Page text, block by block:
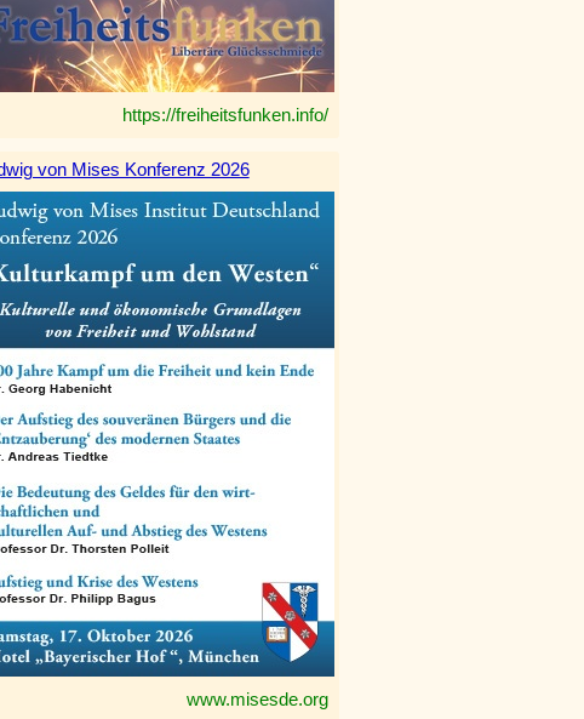
https://freiheitsfunken.info/
von Mises Konferenz 2026
www.misesde.org